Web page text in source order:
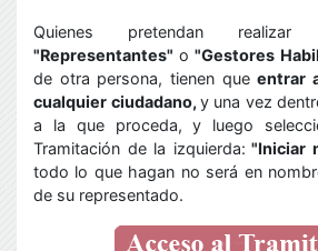
Quienes pretendan
"Representantes" o "Gestores
de otra persona, tienen queentrar
cualquier ciudadano,y una vez
a la que proceda, y luego
Tramitación de la izquierda: "Iniciar
todo lo que hagan no será en
de su representado.